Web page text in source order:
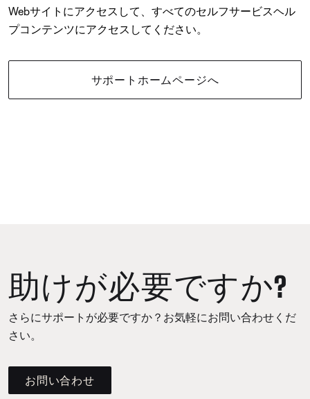
Webサイトにアクセスして、すべてのセルフサービスヘル
プコンテンツにアクセスしてください。
サポートホームページへ
助けが必要ですか?
さらにサポートが必要ですか？お気軽にお問い合わせくだ
さい。
お問い合わせ